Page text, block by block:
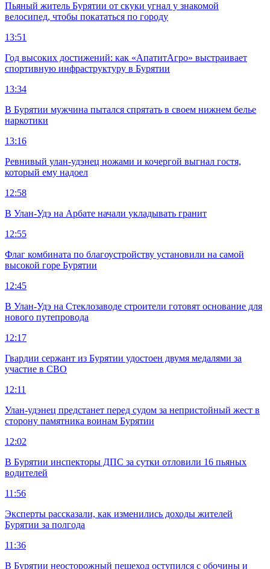
Пьяный житель Бурятии от скуки угнал у знакомой
велосипед, чтобы покататься по городу
13:51
Год высоких достижений: как «АпатитАгро» выстраивает
спортивную инфраструктуру в Бурятии
13:34
В Бурятии мужчина пытался спрятать в своем нижнем белье
наркотики
13:16
Ревнивый улан-удэнец ножами и кочергой выгнал гостя,
который ему надоел
12:58
В Улан-Удэ на Арбате начали укладывать гранит
12:55
Флаг комбината по благоустройству установили на самой
высокой горе Бурятии
12:45
В Улан-Удэ на Стеклозаводе строители готовят основание для
нового путепровода
12:17
Гвардии сержант из Бурятии удостоен двумя медалями за
участие в СВО
12:11
Улан-удэнец предстанет перед судом за непристойный жест в
сторону памятника воинам Бурятии
12:02
В Бурятии инспекторы ДПС за сутки отловили 16 пьяных
водителей
11:56
Эксперты рассказали, как изменились доходы жителей
Бурятии за полгода
11:36
В Бурятии неосторожный пешеход оступился с обочины и